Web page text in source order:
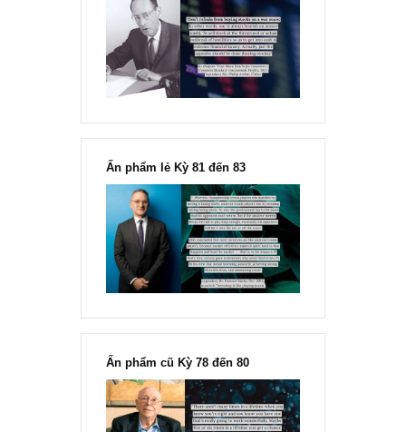
“Đừng sợ mua cổ phiếu dài hạn
chỉ vì chiến tranh”, ngài Philip
Fisher
Ấn phẩm lẻ Kỳ 81 đến 83